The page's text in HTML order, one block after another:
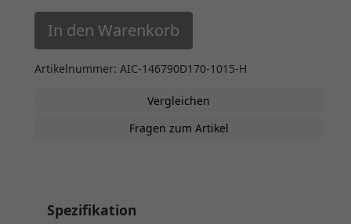
In den Warenkorb
Artikelnummer: AIC-146790D170-1015-H
Vergleichen
Fragen zum Artikel
Spezifikation